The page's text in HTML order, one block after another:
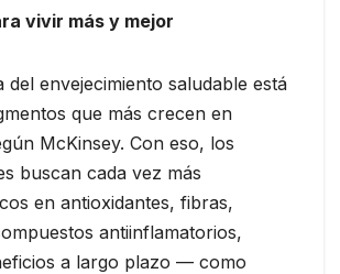
vivir más y mejor
del envejecimiento saludable está
que más crecen en
McKinsey. Con eso, los
buscan cada vez más
en antioxidantes, fibras,
antiinflamatorios,
a largo plazo — como